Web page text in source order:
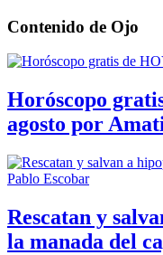
Contenido de Ojo
Horóscopo
agosto por
Rescatan y
la manada del